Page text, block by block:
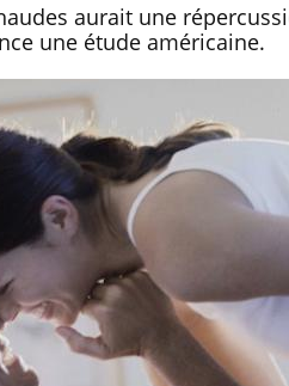
aurait une
une étude américaine.
La sieste empêche-t-
de dormir la nuit ?